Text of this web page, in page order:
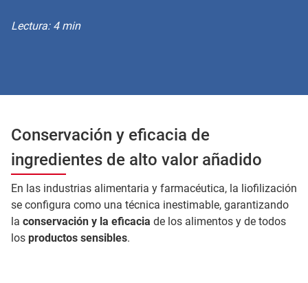
Lectura: 4 min
Conservación y eficacia de
ingredientes de alto valor añadido
En las industrias alimentaria y farmacéutica, la liofilización
se configura como una técnica inestimable, garantizando
la conservación y la eficacia de los alimentos y de todos
los productos sensibles.